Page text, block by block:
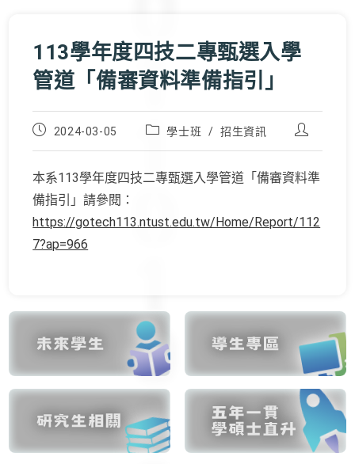
113學年度四技二專甄選入學
管道「備審資料準備指引」
Post
2024-03-05
Post
學士班 / 招生資訊
Post
本系113學年度四技二專甄選入學管道「備審資料準
備指引」請參閱：
https://gotech113.ntust.edu.tw/Home/Report/112
7?ap=966